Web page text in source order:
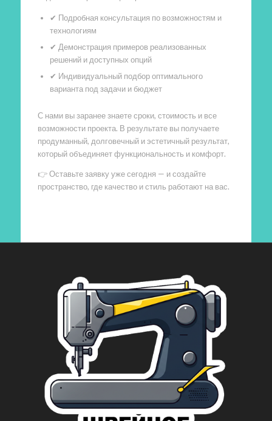
✔ Подробная консультация по возможностям и
технологиям
✔ Демонстрация примеров реализованных
решений и доступных опций
✔ Индивидуальный подбор оптимального
варианта под задачи и бюджет
С нами вы заранее знаете сроки, стоимость и все
возможности проекта. В результате вы получаете
продуманный, долговечный и эстетичный результат,
который объединяет функциональность и комфорт.
👉 Оставьте заявку уже сегодня — и создайте
пространство, где качество и стиль работают на вас.